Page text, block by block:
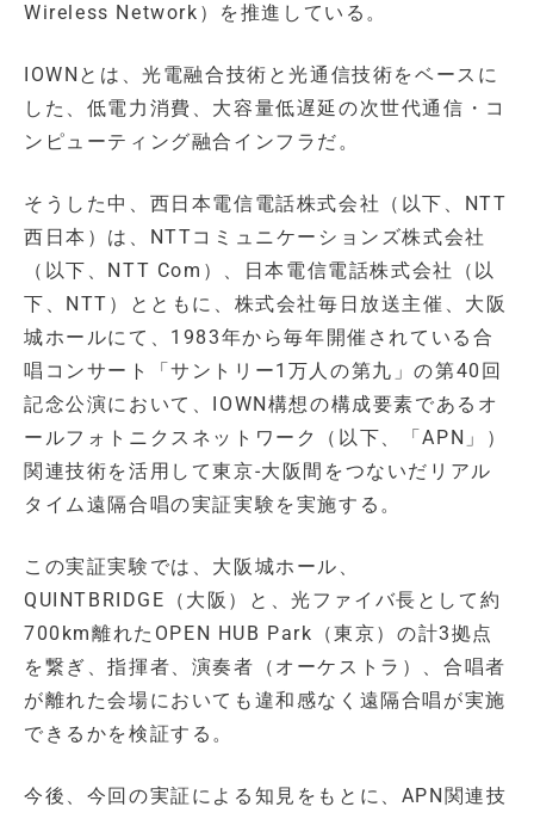
Wireless Network）を推進している。
IOWNとは、光電融合技術と光通信技術をベースに
した、低電力消費、大容量低遅延の次世代通信・コ
ンピューティング融合インフラだ。
そうした中、西日本電信電話株式会社（以下、NTT
西日本）は、NTTコミュニケーションズ株式会社
（以下、NTT Com）、日本電信電話株式会社（以
下、NTT）とともに、株式会社毎日放送主催、大阪
城ホールにて、1983年から毎年開催されている合
唱コンサート「サントリー1万人の第九」の第40回
記念公演において、IOWN構想の構成要素であるオ
ールフォトニクスネットワーク（以下、「APN」）
関連技術を活用して東京-大阪間をつないだリアル
タイム遠隔合唱の実証実験を実施する。
この実証実験では、大阪城ホール、
QUINTBRIDGE（大阪）と、光ファイバ長として約
700km離れたOPEN HUB Park（東京）の計3拠点
を繋ぎ、指揮者、演奏者（オーケストラ）、合唱者
が離れた会場においても違和感なく遠隔合唱が実施
できるかを検証する。
今後、今回の実証による知見をもとに、APN関連技